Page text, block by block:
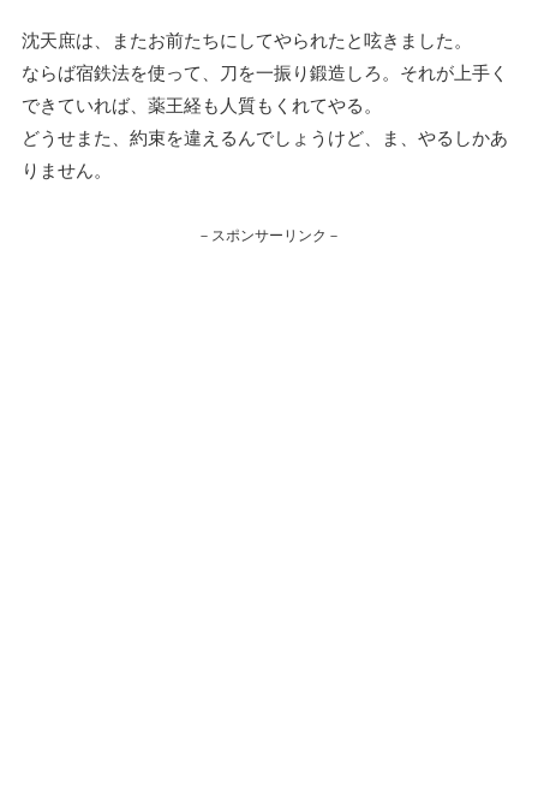
沈天庶は、またお前たちにしてやられたと呟きました。
ならば宿鉄法を使って、刀を一振り鍛造しろ。それが上手く
できていれば、薬王経も人質もくれてやる。
どうせまた、約束を違えるんでしょうけど、ま、やるしかあ
りません。
－スポンサーリンク－